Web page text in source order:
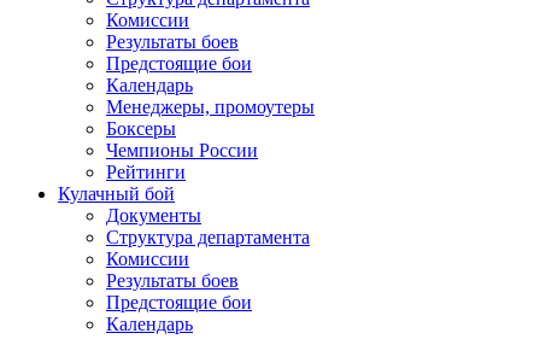
Комиссии
Результаты боев
Предстоящие бои
Календарь
Менеджеры, промоутеры
Боксеры
Чемпионы России
Рейтинги
Кулачный бой
Документы
Структура департамента
Комиссии
Результаты боев
Предстоящие бои
Календарь